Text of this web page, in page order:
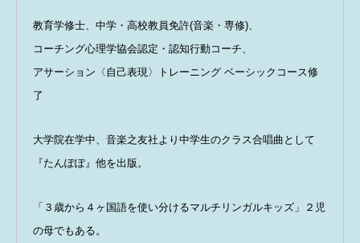
教育学修士、中学・高校教員免許(音楽・専修)、
コーチング心理学協会認定・認知行動コーチ、
アサーション〈自己表現〉トレーニング ベーシックコース修
了
大学院在学中、音楽之友社より中学生のクラス合唱曲として
『たんぽぽ』他を出版。
「３歳から４ヶ国語を使い分けるマルチリンガルキッズ」２児
の母でもある。
スピーチキッズ講座とは